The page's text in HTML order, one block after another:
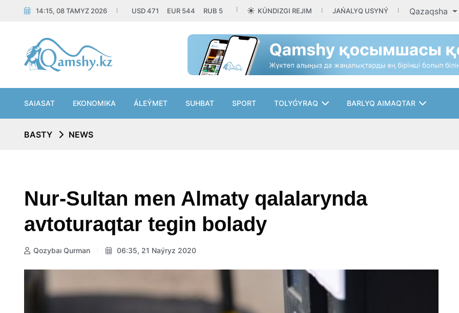
14:15, 08 TAMYZ 2026 USD471 EUR 544 RUB 5 KÚNDIZGI REJIM JAŃALYQ USYNÝ Qazaqsha
SAIASAT EKONOMIKA ÁLEÝMET SUHBAT SPORT TOLYǴYRAQ BARLYQ AIMAQTAR
BASTY NEWS
Nur-Sultan men Almaty qalalarynda
avtoturaqtar tegin bolady
Qozybaı Qurman 06:35, 21 Naýryz 2020